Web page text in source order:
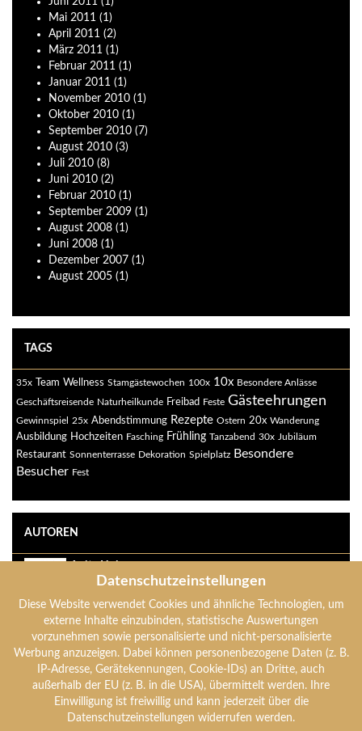
Datenschutzeinstellungen
Diese Website verwendet Cookies und ähnliche Technologien, um
externe Inhalte einzubinden, statistische Auswertungen
vorzunehmen sowie personalisierte und nicht-personalisierte
Werbung anzuzeigen. Dabei können personenbezogene Daten (z. B.
IP-Adresse, Gerätekennungen, Cookie-IDs) an Dritte, auch
außerhalb der EU (z. B. in die USA), übermittelt werden. Ihre
Einwilligung ist freiwillig und kann jederzeit über die
Datenschutzeinstellungen widerrufen werden.
Mai 2011 (1)
April 2011 (2)
März 2011 (1)
Februar 2011 (1)
Januar 2011 (1)
November 2010 (1)
Oktober 2010 (1)
September 2010 (7)
August 2010 (3)
Juli 2010 (8)
Juni 2010 (2)
Februar 2010 (1)
September 2009 (1)
August 2008 (1)
Juni 2008 (1)
Dezember 2007 (1)
August 2005 (1)
TAGS
35x Team Wellness Stamgästewochen 100x 10x Besondere Anlässe
Geschäftsreisende Naturheilkunde Freibad Feste Gästeehrungen
Gewinnspiel 25x Abendstimmung Rezepte Ostern 20x Wanderung
Ausbildung Hochzeiten Fasching Frühling Tanzabend 30x Jubiläum
Restaurant Sonnenterrasse Dekoration Spielplatz Besondere
Besucher Fest
AUTOREN
anita-holzer
Anton Holzer
anton-holzer
Verena Holzer
verena-holzer